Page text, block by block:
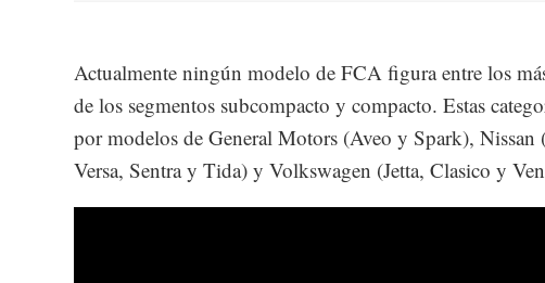
Actualmente ningún modelo de FCA figura entre los
de los segmentos subcompacto y compacto. Estas
por modelos de General Motors (Aveo y Spark), Nissan
Versa, Sentra y Tida) y Volkswagen (Jetta, Clasico y